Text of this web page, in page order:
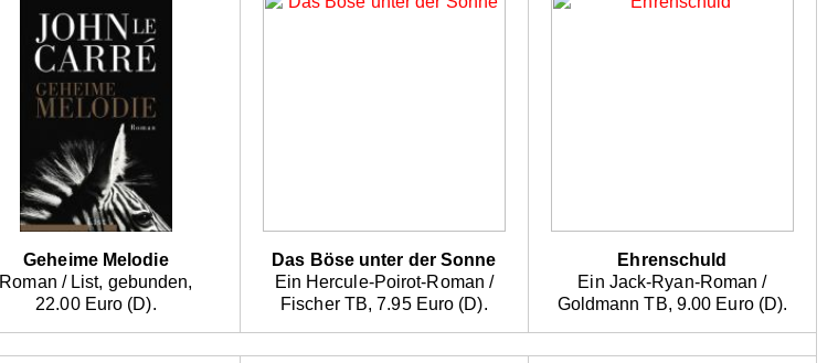
Geheime Melodie
Roman / List, gebunden,
22.00 Euro (D).
Das Böse unter der Sonne
Ein Hercule-Poirot-Roman /
Fischer TB, 7.95 Euro (D).
Ehrenschuld
Ein Jack-Ryan-Roman /
Goldmann TB, 9.00 Euro (D).